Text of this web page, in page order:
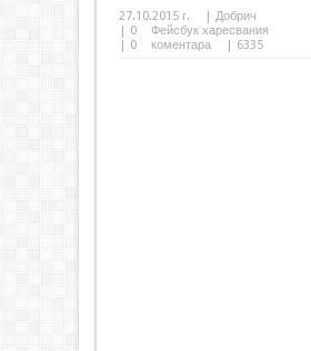
27.10.2015 г.
Добрич
0
Фейсбук харесвания
0 коментара | 6335